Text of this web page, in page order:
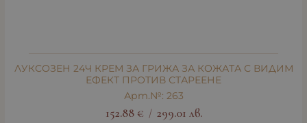
ЛУКСОЗЕН 24Ч КРЕМ ЗА ГРИЖА ЗА КОЖАТА С ВИДИМ
ЕФЕКТ ПРОТИВ СТАРЕЕНЕ
Арт.№: 263
152.88 € / 299.01 лв.